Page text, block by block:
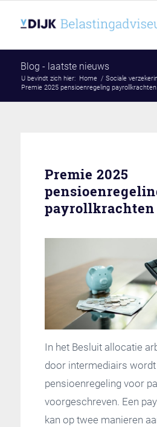
Blog - laatste nieuws
U bevindt zich hier: Home / Sociale
Premie 2025 pensioenregeling payrollkrachten
Premie 2025
payrollkrachten
In het Besluit allocatie
door intermediairs wordt
pensioenregeling voor
voorgeschreven. Een
kan op twee manieren